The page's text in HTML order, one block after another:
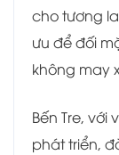
cho tương
ưu để đối
không may
Bến Tre,
phát triển,